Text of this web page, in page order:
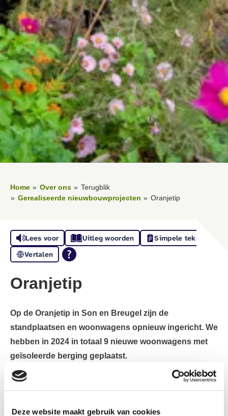
Deze website maakt gebruik van cookies
Home Over ons
Terugblik
Gerealiseerde nieuwbouwprojecten
Oranjetip
Lees voor Uitleg woorden
Simpele tekst
Vertalen
Oranjetip
Op de Oranjetip in Son en Breugel zijn de
standplaatsen en woonwagens opnieuw ingericht. We
hebben in 2024 in totaal 9 nieuwe woonwagens met
geïsoleerde berging geplaatst.
Er woont een mix van terugkeerders en